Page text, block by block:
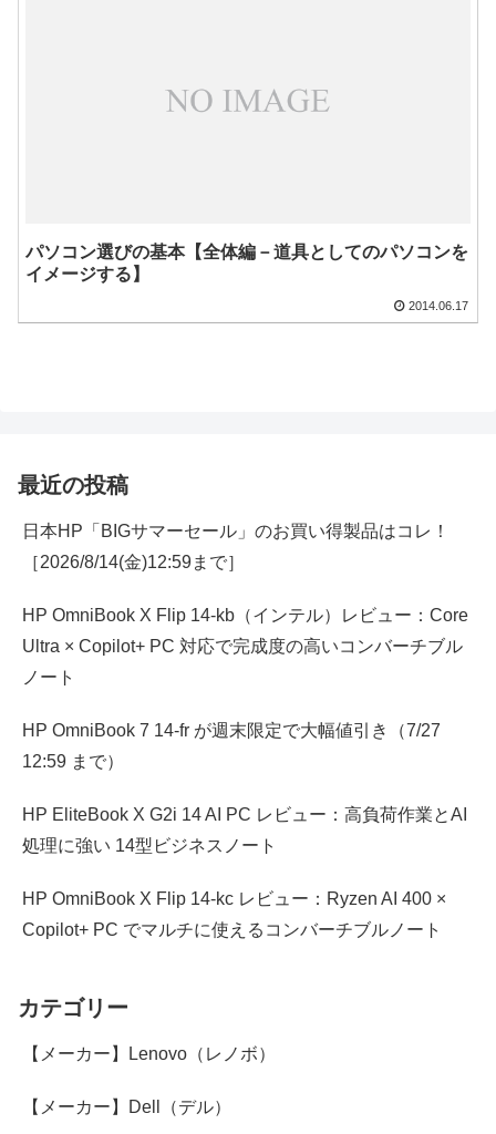
パソコン選びの基本【全体編－道具としてのパソコンを
イメージする】
2014.06.17
最近の投稿
日本HP「BIGサマーセール」のお買い得製品はコレ！
［2026/8/14(金)12:59まで］
HP OmniBook X Flip 14-kb（インテル）レビュー：Core
Ultra × Copilot+ PC 対応で完成度の高いコンバーチブル
ノート
HP OmniBook 7 14-fr が週末限定で大幅値引き（7/27
12:59 まで）
HP EliteBook X G2i 14 AI PC レビュー：高負荷作業とAI
処理に強い 14型ビジネスノート
HP OmniBook X Flip 14-kc レビュー：Ryzen AI 400 ×
Copilot+ PC でマルチに使えるコンバーチブルノート
カテゴリー
【メーカー】Lenovo（レノボ）
【メーカー】Dell（デル）